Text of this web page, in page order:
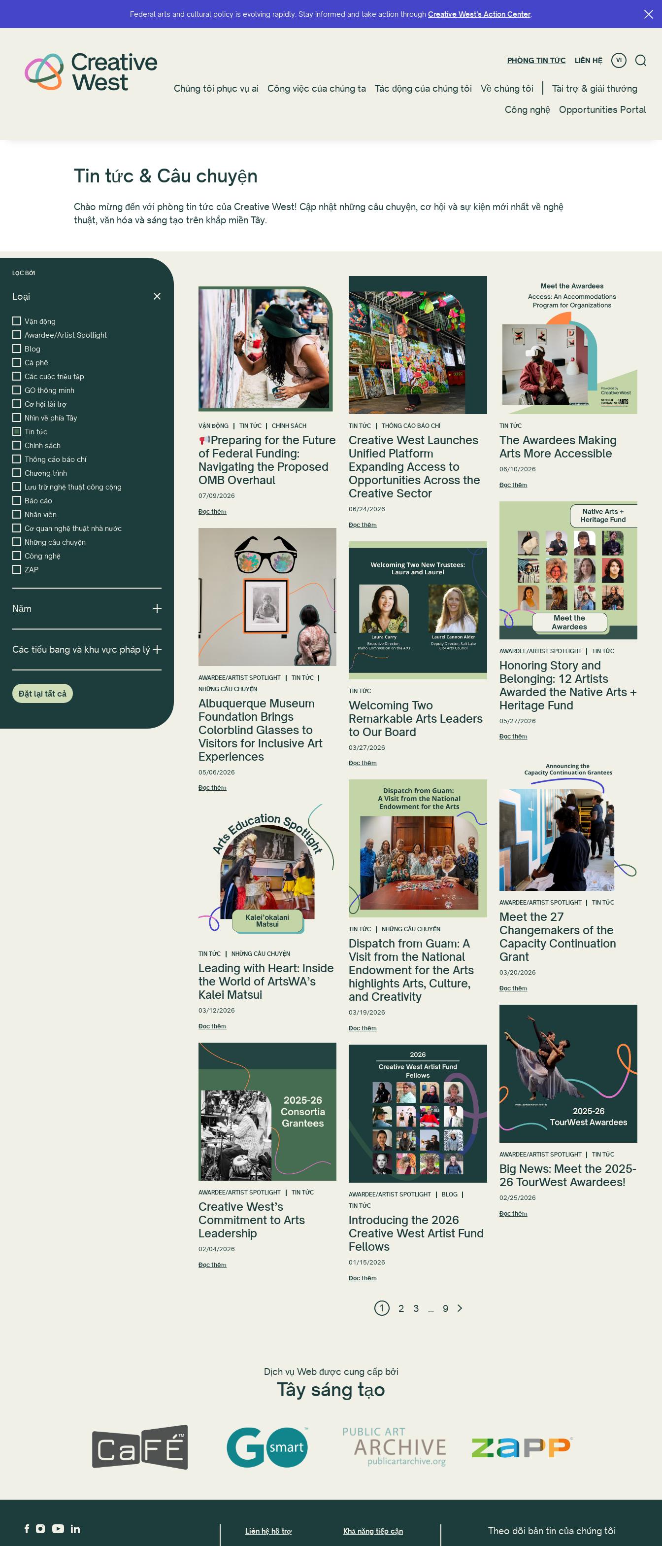
Federal arts and cultural policy is evolving rapidly. Stay informed and take action through Creative West’s Action Center.
PHÒNG TIN TỨC LIÊN HỆ VI
Chúng tôi phục vụ ai Công việc của chúng ta Tác động của chúng tôi Về chúng tôi
Tài trợ & giải thưởng
Công nghệ
Opportunities Portal
Federal arts and cultural policy is evolving rapidly. Stay informed and take action through Creative West’s Action Center.
PHÒNG TIN TỨC LIÊN HỆ VI
Chúng tôi phục vụ ai Công việc của chúng ta Tác động của chúng tôi Về chúng tôi
Tài trợ & giải thưởng
Công nghệ
Opportunities Portal
Tin tức & Câu chuyện
Chào mừng đến với phòng tin tức của Creative West! Cập nhật những câu chuyện, cơ hội và sự kiện mới nhất về nghệ
thuật, văn hóa và sáng tạo trên khắp miền Tây.
LỌC BỞI
Loại
Vận động
Awardee/Artist Spotlight
Blog
Cà phê
Các cuộc triệu tập
GO thông minh
Cơ hội tài trợ
Nhìn về phía Tây
Tin tức
Chính sách
Thông cáo báo chí
Chương trình
Lưu trữ nghệ thuật công cộng
Báo cáo
Nhân viên
Cơ quan nghệ thuật nhà nước
Những câu chuyện
Công nghệ
ZAP
Năm
Các tiểu bang và khu vực pháp lý
Đặt lại tất cả
VẬN ĐỘNG TIN TỨC CHÍNH SÁCH
Preparing for the Future
of Federal Funding:
Navigating the Proposed
OMB Overhaul
07/09/2026
Đọc thêm
TIN TỨC THÔNG CÁO BÁO CHÍ
Creative West Launches
Unified Platform
Expanding Access to
Opportunities Across the
Creative Sector
06/24/2026
Đọc thêm
TIN TỨC
The Awardees Making
Arts More Accessible
06/10/2026
Đọc thêm
AWARDEE/ARTIST SPOTLIGHT TIN TỨC
Honoring Story and
Belonging: 12 Artists
Awarded the Native Arts +
Heritage Fund
05/27/2026
Đọc thêm
AWARDEE/ARTIST SPOTLIGHT
TIN TỨC
NHỮNG CÂU CHUYỆN
Albuquerque Museum
Foundation Brings
Colorblind Glasses to
Visitors for Inclusive Art
Experiences
05/06/2026
Đọc thêm
TIN TỨC
Welcoming Two
Remarkable Arts Leaders
to Our Board
03/27/2026
Đọc thêm
AWARDEE/ARTIST SPOTLIGHT TIN TỨC
Meet the 27
Changemakers of the
Capacity Continuation
Grant
03/20/2026
Đọc thêm
TIN TỨC NHỮNG CÂU CHUYỆN
Dispatch from Guam: A
Visit from the National
Endowment for the Arts
highlights Arts, Culture,
and Creativity
03/19/2026
Đọc thêm
TIN TỨC NHỮNG CÂU CHUYỆN
Leading with Heart: Inside
the World of ArtsWA’s
Kalei Matsui
03/12/2026
Đọc thêm
AWARDEE/ARTIST SPOTLIGHT TIN TỨC
Big News: Meet the 2025-
26 TourWest Awardees!
02/25/2026
Đọc thêm
AWARDEE/ARTIST SPOTLIGHT TIN TỨC
Creative West’s
Commitment to Arts
Leadership
02/04/2026
Đọc thêm
AWARDEE/ARTIST SPOTLIGHT
BLOG
TIN TỨC
Introducing the 2026
Creative West Artist Fund
Fellows
01/15/2026
Đọc thêm
1 2 3 … 9
Dịch vụ Web được cung cấp bởi
Tây sáng tạo
Liên hệ hỗ trợ Khả năng tiếp cận Theo dõi bản tin của chúng tôi